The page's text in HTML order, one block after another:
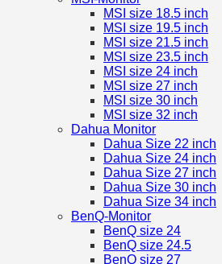
MSI size 18.5 inch
MSI size 19.5 inch
MSI size 21.5 inch
MSI size 23.5 inch
MSI size 24 inch
MSI size 27 inch
MSI size 30 inch
MSI size 32 inch
Dahua Monitor
Dahua Size 22 inch
Dahua Size 24 inch
Dahua Size 27 inch
Dahua Size 30 inch
Dahua Size 34 inch
BenQ-Monitor
BenQ size 24
BenQ size 24.5
BenQ size 27